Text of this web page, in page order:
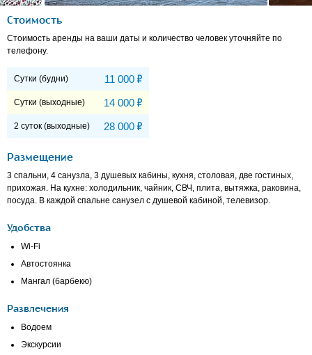
Стоимость
Стоимость аренды на ваши даты и количество человек уточняйте по
телефону.
Сутки (будни) 11 000 Р
Сутки (выходные) 14 000 Р
2 суток (выходные) 28 000 Р
Размещение
3 спальни, 4 санузла, 3 душевых кабины, кухня, столовая, две гостиных,
прихожая. На кухне: холодильник, чайник, СВЧ, плита, вытяжка, раковина,
посуда. В каждой спальне санузел с душевой кабиной, телевизор.
Удобства
Wi-Fi
Автостоянка
Мангал (барбекю)
Развлечения
Водоем
Экскурсии